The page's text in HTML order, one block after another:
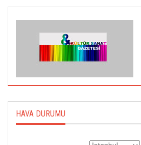
HAVA DURUMU